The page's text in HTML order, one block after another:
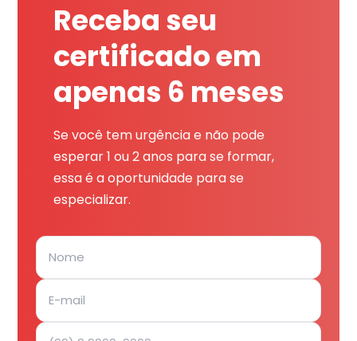
Receba seu
certificado em
apenas 6 meses
Se você tem urgência e não pode
esperar 1 ou 2 anos para se formar,
essa é a oportunidade para se
especializar.